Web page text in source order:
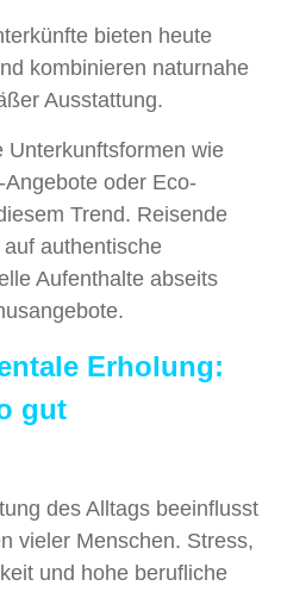
bieten heute
kombinieren naturnahe
Ausstattung.
Unterkunftsformen wie
oder Eco-
Trend. Reisende
authentische
Aufenthalte abseits
Erholung:
gut
des Alltags beeinflusst
vieler Menschen. Stress,
und hohe berufliche